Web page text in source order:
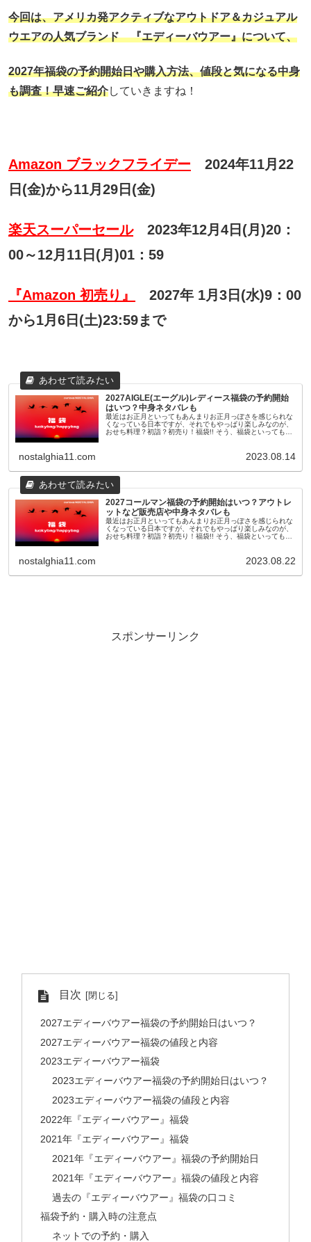
今回は、アメリカ発アクティブなアウトドア＆カジュアル
ウエアの人気ブランド 『エディーバウアー』について、
2027年福袋の予約開始日や購入方法、値段と気になる中身
も調査！早速ご紹介していきますね！
Amazon ブラックフライデー
2024年11月22
日(金)から11月29日(金)
楽天スーパーセール
2023年12月4日(月)20：
00～12月11日(月)01：59
『Amazon 初売り』
2027年 1月3日(水)9：00
から1月6日(土)23:59まで
2027AIGLE(エーグル)レディース福袋の予約開始
はいつ？中身ネタバレも
最近はお正月といってもあんまりお正月っぽさを感じられな
くなっている日本ですが、それでもやっぱり楽しみなのが、
おせち料理？初詣？初売り！福袋!! そう、福袋といっても最
nostalghia11.com 2023.08.14
2027コールマン福袋の予約開始はいつ？アウトレ
ットなど販売店や中身ネタバレも
最近はお正月といってもあんまりお正月っぽさを感じられな
くなっている日本ですが、それでもやっぱり楽しみなのが、
おせち料理？初詣？初売り！福袋!! そう、福袋といっても最
nostalghia11.com 2023.08.22
スポンサーリンク
目次
2027エディーバウアー福袋の予約開始日はいつ？
2027エディーバウアー福袋の値段と内容
2023エディーバウアー福袋
2023エディーバウアー福袋の予約開始日はいつ？
2023エディーバウアー福袋の値段と内容
2022年『エディーバウアー』福袋
2021年『エディーバウアー』福袋
2021年『エディーバウアー』福袋の予約開始日
2021年『エディーバウアー』福袋の値段と内容
過去の『エディーバウアー』福袋の口コミ
福袋予約・購入時の注意点
ネットでの予約・購入